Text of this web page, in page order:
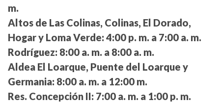
m.
Altos de Las Colinas, Colinas, El Dorado,
Hogar y Loma Verde: 4:00 p. m. a 7:00 a. m.
Rodríguez: 8:00 a. m. a 8:00 a. m.
Aldea El Loarque, Puente del Loarque y
Germania: 8:00 a. m. a 12:00 m.
Res. Concepción II: 7:00 a. m. a 1:00 p. m.